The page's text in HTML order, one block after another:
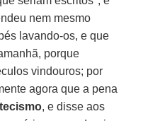
nem mesmo
lavando-os, e que
porque
vindouros; por
agora que a pena
, e disse aos